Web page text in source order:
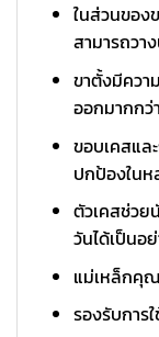
ในส่วนของ
สามารถวา
ขาตั้งมีควา
ออกมากกว่
ขอบเคสแล
ปกป้องใน
ตัวเคสช่วย
วันได้เป็นอ
แม่เหล็กคุ
รองรับการ